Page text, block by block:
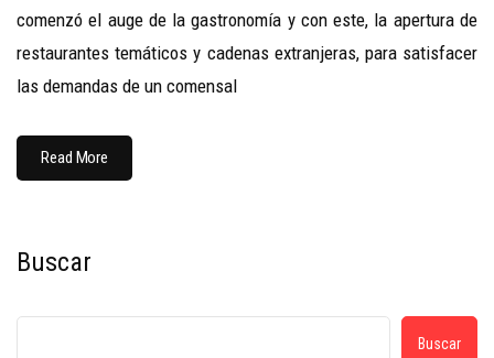
comenzó el auge de la gastronomía y con este, la apertura de
restaurantes temáticos y cadenas extranjeras, para satisfacer
las demandas de un comensal
Read More
Buscar
Buscar